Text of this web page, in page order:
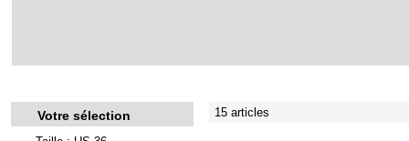
Votre sélection 15 articles